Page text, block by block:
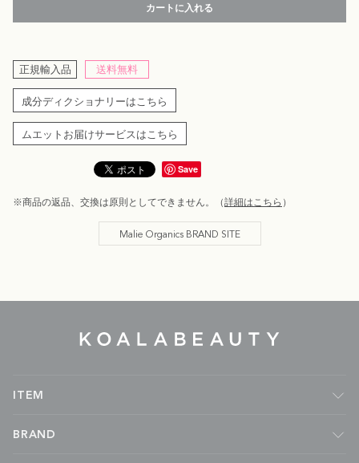
カートに入れる
正規輸入品 送料無料
成分ディクショナリーはこちら
ムエットお届けサービスはこちら
Save
※商品の返品、交換は原則としてできません。（詳細はこちら ）
Malie Organics BRAND SITE
ITEM
フレグランス
BRAND